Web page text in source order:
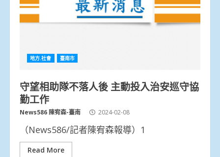
地方.社會 臺南市
守望相助隊不落人後 主動投入治安巡守協
勤工作
News586 陳宥森-臺南 2024-02-08
（News586/記者陳宥森報導）1
Read More